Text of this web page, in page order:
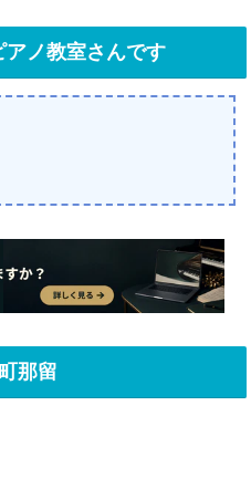
アノ教室さんです
那留